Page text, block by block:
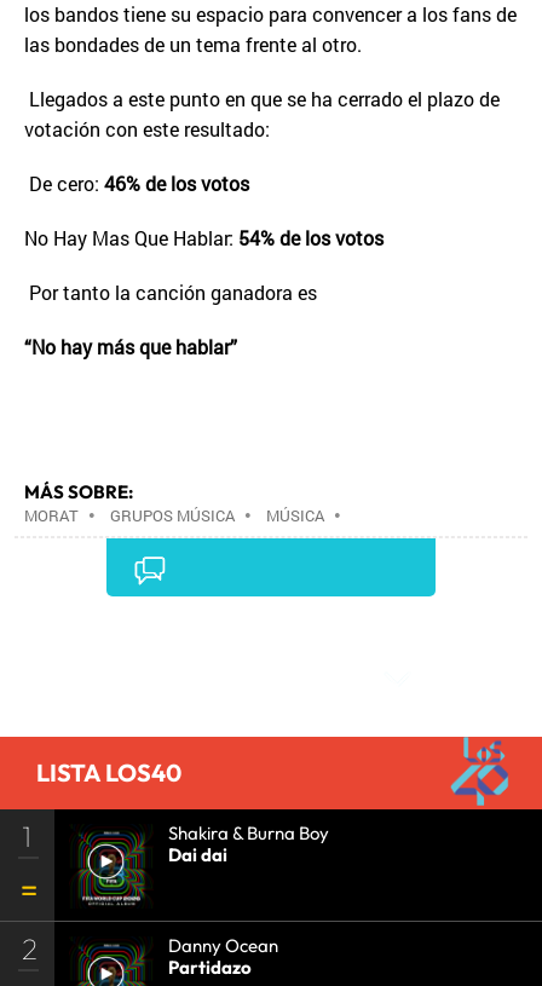
los bandos tiene su espacio para convencer a los fans de
las bondades de un tema frente al otro.
Llegados a este punto en que se ha cerrado el plazo de
votación con este resultado:
De cero: 46% de los votos
No Hay Mas Que Hablar: 54% de los votos
Por tanto la canción ganadora es
“No hay más que hablar”
MÁS SOBRE:
MORAT • GRUPOS MÚSICA • MÚSICA •
LISTA LOS40
1
Shakira & Burna Boy
Dai dai
2
Danny Ocean
Partidazo